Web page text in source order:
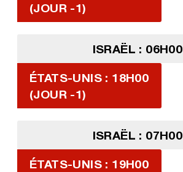
(JOUR -1)
ISRAËL : 06H00
ÉTATS-UNIS : 18H00
(JOUR -1)
ISRAËL : 07H00
ÉTATS-UNIS : 19H00